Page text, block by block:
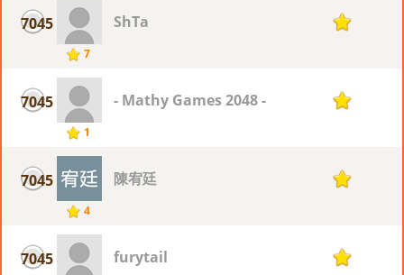
7045
7
ShTa 1
7045
1
- Mathy Games 2048 - 1
7045
4
陳宥廷 1
7045 furytail 1